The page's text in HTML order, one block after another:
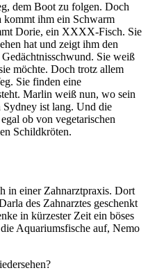
dem Boot zu folgen. Doch
kommt ihm ein Schwarm
Dorie, ein XXXX-Fisch. Sie
hat und zeigt ihm den
Sie weiß
möchte. Doch trotz allem
Sie finden eine
Marlin weiß nun, wo sein
Sydney ist lang. Und die
ob von vegetarischen
Schildkröten.
in einer Zahnarztpraxis. Dort
des Zahnarztes geschenkt
in kürzester Zeit ein böses
Aquariumsfische auf, Nemo